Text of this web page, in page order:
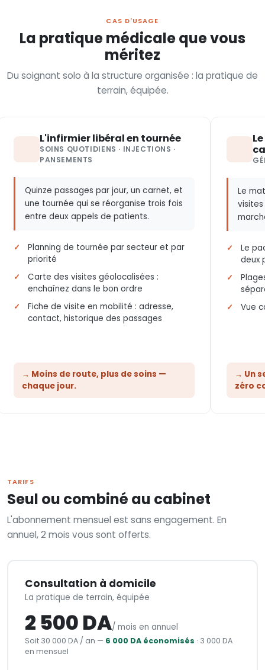
CAS D'USAGE
La pratique médicale que vous
méritez
Du soignant solo à la structure organisée : la pratique de
terrain, équipée.
L'infirmier libéral en tournée
SOINS QUOTIDIENS · INJECTIONS ·
PANSEMENTS
Quinze passages par jour, un carnet, et
une tournée qui se réorganise trois fois
entre deux appels de patients.
Planning de tournée par secteur et par
priorité
Carte des visites géolocalisées :
enchaînez dans le bon ordre
Fiche de visite en mobilité : adresse,
contact, historique des passages
→ Moins de route, plus de soins —
chaque jour.
Le
Le
deux
Vue
→ Un
zéro
TARIFS
Seul ou combiné au cabinet
L'abonnement mensuel est sans engagement. En
annuel, 2 mois vous sont offerts.
Consultation à domicile
La pratique de terrain, équipée
2 500 DA/ mois en annuel
Soit 30 000 DA / an — 6 000 DA économisés · 3 000 DA
en mensuel